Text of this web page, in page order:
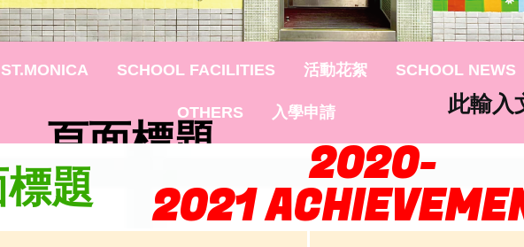
SCHOOL FACILITIES 活動花絮 SCHOOL NEWS
OTHERS 入學申請
頁面標題
此輸入
題 2020-
2021